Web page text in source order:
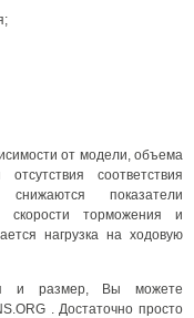
от модели, объема
соответствия
показатели
скорости торможения и
нагрузка на ходовую
и размер, Вы можете
. Достаточно просто